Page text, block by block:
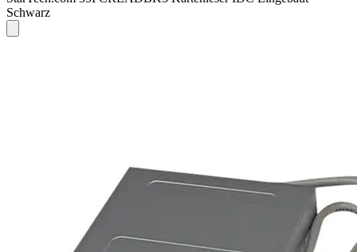
Schwarz